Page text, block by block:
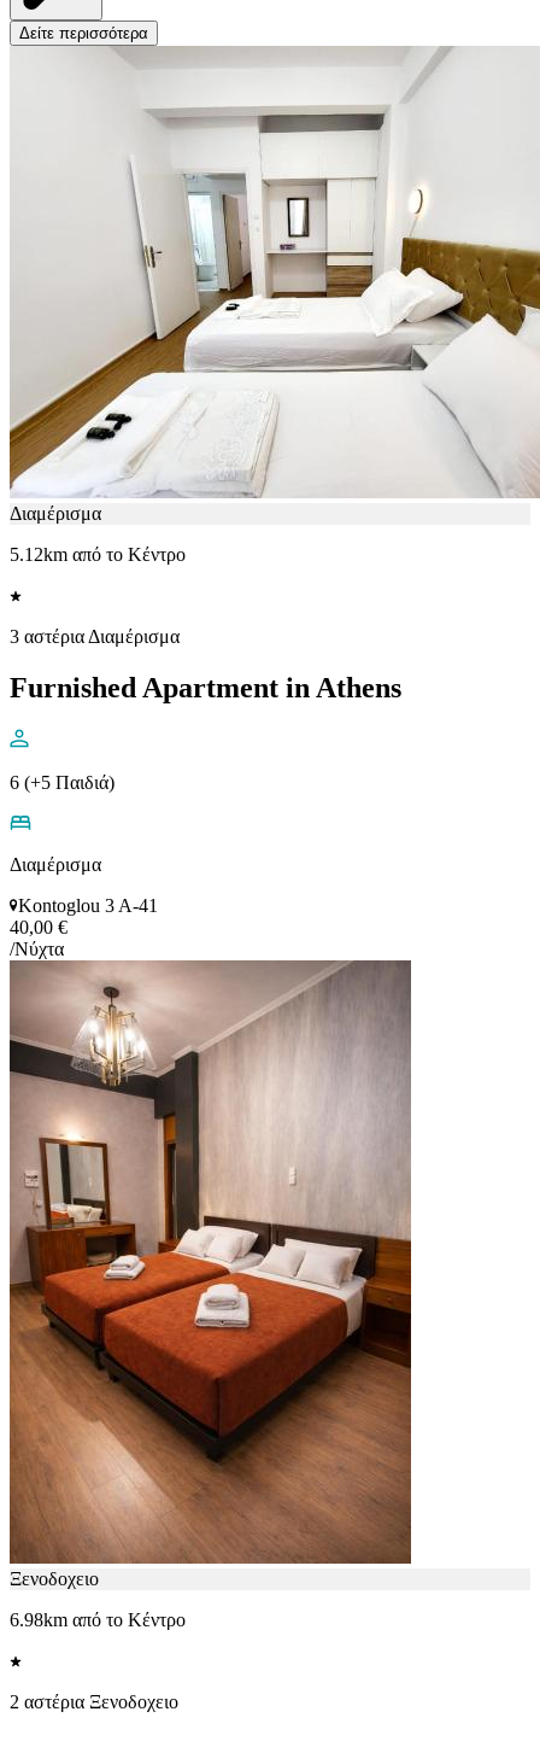
Δείτε περισσότερα
Διαμέρισμα
5.12km από το Κέντρο
3 αστέρια Διαμέρισμα
Furnished Apartment in Athens
6 (+5 Παιδιά)
Διαμέρισμα
Kontoglou 3 A-41
40,00 €
/Νύχτα
Ξενοδοχειο
6.98km από το Κέντρο
2 αστέρια Ξενοδοχειο